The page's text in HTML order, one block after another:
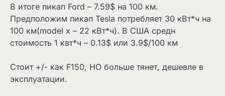
В итоге пикап Ford – 7.59$ на 100 км.
Предположим пикап Tesla потребляет 30 кВт*ч на
100 км(model x – 22 кВт*ч). В США средн
стоимость 1 квт*ч – 0.13$ или 3.9$/100 км
Стоит +/- как F150, НО больше тянет, дешевле в
эксплуатации.